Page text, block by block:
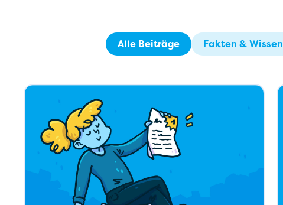
Alle Beiträge Fakten & Wissen